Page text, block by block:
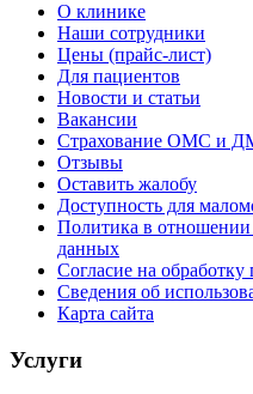
О клинике
Наши сотрудники
Цены (прайс-лист)
Для пациентов
Новости и статьи
Вакансии
Страхование ОМС и
Отзывы
Оставить жалобу
Доступность для
Политика в отношении
данных
Согласие на
Сведения об
Карта сайта
Услуги